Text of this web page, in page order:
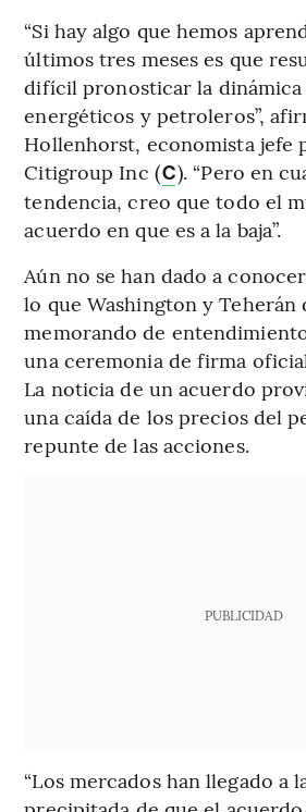
“Si hay algo que hemos
últimos tres meses es que
difícil pronosticar la dinámica
energéticos y petroleros”,
Hollenhorst, economista jefe
Citigroup Inc (C). “Pero en
tendencia, creo que todo el
acuerdo en que es a la baja”.
Aún no se han dado a
lo que Washington y Teherán
memorando de
una ceremonia de firma
La noticia de un acuerdo
una caída de los precios del
repunte de las acciones.
PUBLICIDAD
“Los mercados han llegado a